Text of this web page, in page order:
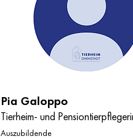
Pia Galoppo
Tierheim- und
Auszubildende